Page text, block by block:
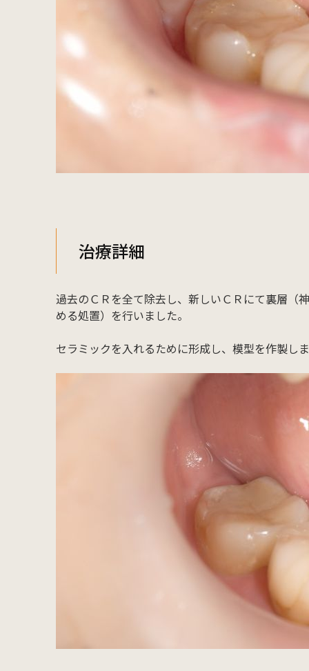
治療詳細
過去のＣＲを全て除去し、新しいＣＲにて裏層（
める処置）を行いました。
セラミックを入れるために形成し、模型を作製し